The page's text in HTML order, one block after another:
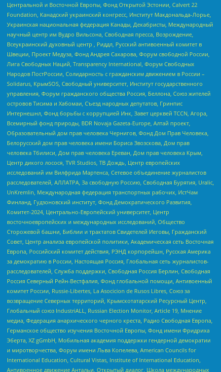
Центральной и Восточной Европы, Фонд Открытой Эстонии, Calvert 22
Foundation, Канадский украинский конгресс, Институт Макдональда-Лорье,
Украинская национальная федерация Канады, Декабристы, Международный
научный центр им Вудро Вильсона, Свободная пресса, Возрождение,
Всеукраинский духовный центр , Риддл, Русский антивоенный комитет в
Швеции, Проект Медуза, Фонд Андрея Сахарова, Форум свободной России,
Лига Свободных Наций, Transparеncy International, Форум Свободных
Народов ПостРоссии, Солидарность с гражданским движением в России –
Solidarus, КрымSOS, Свободный университет, Институт государственного
управления, Форум гражданского общества Россия, Беллона, Союз жителей
островов Тисима и Хабомаи, Съезд народных депутатов, Гринпис
Интернешнл, Фонд борьбы с коррупцией Инк, Завет церквей TCCN, Агора,
Всемирный фонд природы, BDR Novaja Gazeta-Europe, Алтай проект,
Образовательный дом прав человека Чернигов, Фонд Дом Прав Человека,
Белорусский дом прав человека имени Бориса Звозскова, Дом прав
человека Тбилиси, Дом прав человека Ереван, Дом прав человека Крым,
Центр дикого лосося, TVR Studios, ТВ Дождь, Центр европейских
исследований им Вилфрида Мартенса, Сетевое объединение журналистов
расследователей, АЛЛАТРА, За свободную Россию, Свободная Бурятия, Uralic,
UnKremlin, Международная федерация транспортных рабочих, ИстЧам
Финланд, Гудзоновский институт, Фонд Демократического Развития,
Комитет-2024, Центрально-Европейский университет, Центр
восточноевропейских и международных исследований, Общество
Сторожевой башни, Библии и трактатов Свидетелей Иеговы, Гражданский
Совет, Центр анализа европейской политики, Академическая сеть Восточная
Европа, Российский комитет действия, РЭНД корпорейшн, Русская Америка
за демократию в России, Настоящая Россия, Глобальная сеть журналистов-
расследователей, Служба поддержки, Свободная Россия Берлин, Свободная
Россия Северный Рейн-Вестфалия, Фонд глобальной помощи, Антивоенный
комитет России, Russie-Libertes, La Asocicion de Rusos Libres, Союз за
возвращение Северных территорий, Крымскотатарский Ресурсный Центр,
Глобальный союз IndustriALL, Russian Election Monitor, Article 19, Мнение
медиа, Федерация анархического черного креста, Радио Свободная Европа,
Германское общество изучения Восточной Европы, Фонд имени Фридриха
Эберта, XZ gGmbH, Мобильная академия поддержки гендерной демократии
и миротворчества, Форум имени Льва Копелева, American Councils for
International Education, Cultural Vistas, Institute of International Education,
Антивоенное движение Антальи, Открытый диалог, Школа международных